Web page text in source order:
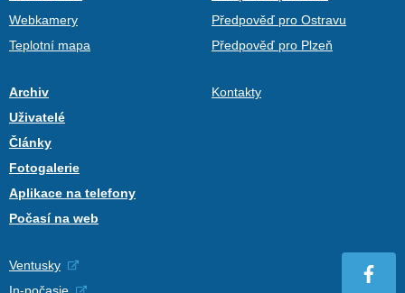
Webkamery
Teplotní mapa
Předpověď pro Ostravu
Předpověď pro Plzeň
Archiv
Uživatelé
Články
Fotogalerie
Aplikace na telefony
Počasí na web
Kontakty
Ventusky